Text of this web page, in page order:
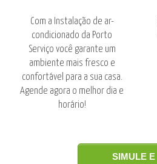
Com a Instalação de ar-
condicionado da Porto
Serviço você garante um
ambiente mais fresco e
confortável para a sua casa.
Agende agora o melhor dia e
horário!
SIMULE E